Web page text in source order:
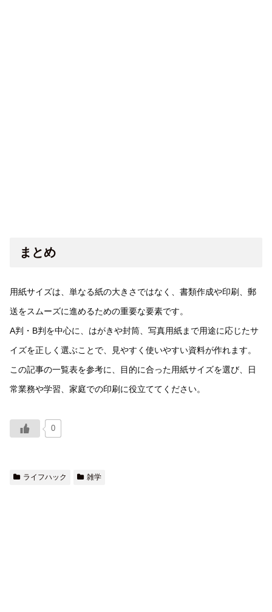
まとめ
用紙サイズは、単なる紙の大きさではなく、書類作成や印刷、郵
送をスムーズに進めるための重要な要素です。
A判・B判を中心に、はがきや封筒、写真用紙まで用途に応じたサ
イズを正しく選ぶことで、見やすく使いやすい資料が作れます。
この記事の一覧表を参考に、目的に合った用紙サイズを選び、日
常業務や学習、家庭での印刷に役立ててください。
0
ライフハック 雑学